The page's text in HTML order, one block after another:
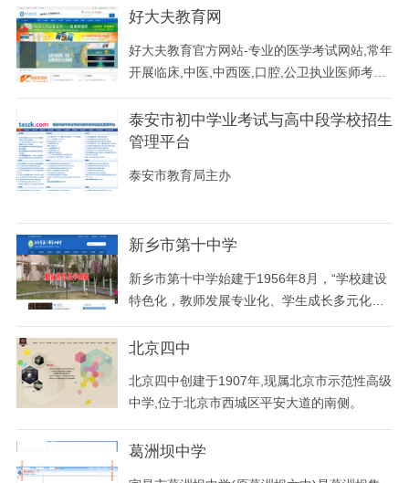
论文、教师论文、高会论文、林业论文等.
好大夫教育网
好大夫教育官方网站-专业的医学考试网站,常年
开展临床,中医,中西医,口腔,公卫执业医师考试
班,面授加网上辅导通过率屡创新高！同时也提
供卫生人才和医学考试报名动态信息和好大夫
泰安市初中学业考试与高中段学校招生
管理平台
泰安市教育局主办
新乡市第十中学
新乡市第十中学始建于1956年8月，“学校建设
特色化，教师发展专业化、学生成长多元化，
牌，并在走进新课程中放射出无限的魅力。目
在职教职工有226人，其中特级教师7人，高级
教师89人，一级教师72人，研究生学历12名，
学历达标率
北京四中
北京四中创建于1907年,现属北京市示范性高级
中学,位于北京市西城区平安大道的南侧。
葛洲坝中学